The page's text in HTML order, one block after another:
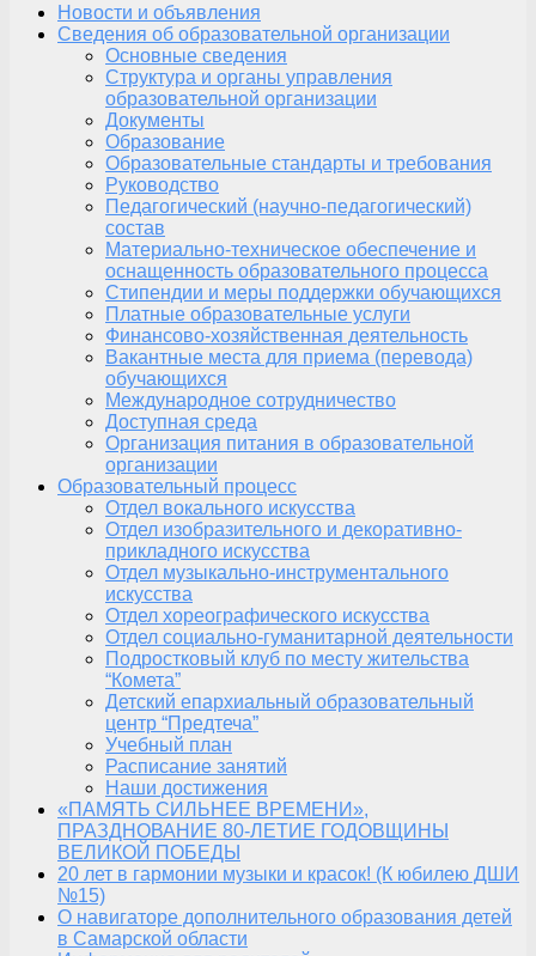
Новости и объявления
Сведения об образовательной организации
Основные сведения
Структура и органы управления
образовательной организации
Документы
Образование
Образовательные стандарты и требования
Руководство
Педагогический (научно-педагогический)
состав
Материально-техническое обеспечение и
оснащенность образовательного процесса
Стипендии и меры поддержки обучающихся
Платные образовательные услуги
Финансово-хозяйственная деятельность
Вакантные места для приема (перевода)
обучающихся
Международное сотрудничество
Доступная среда
Организация питания в образовательной
организации
Образовательный процесс
Отдел вокального искусства
Отдел изобразительного и декоративно-
прикладного искусства
Отдел музыкально-инструментального
искусства
Отдел хореографического искусства
Отдел социально-гуманитарной деятельности
Подростковый клуб по месту жительства
“Комета”
Детский епархиальный образовательный
центр “Предтеча”
Учебный план
Расписание занятий
Наши достижения
«ПАМЯТЬ СИЛЬНЕЕ ВРЕМЕНИ»,
ПРАЗДНОВАНИЕ 80-ЛЕТИЕ ГОДОВЩИНЫ
ВЕЛИКОЙ ПОБЕДЫ
20 лет в гармонии музыки и красок! (К юбилею ДШИ
№15)
О навигаторе дополнительного образования детей
в Самарской области